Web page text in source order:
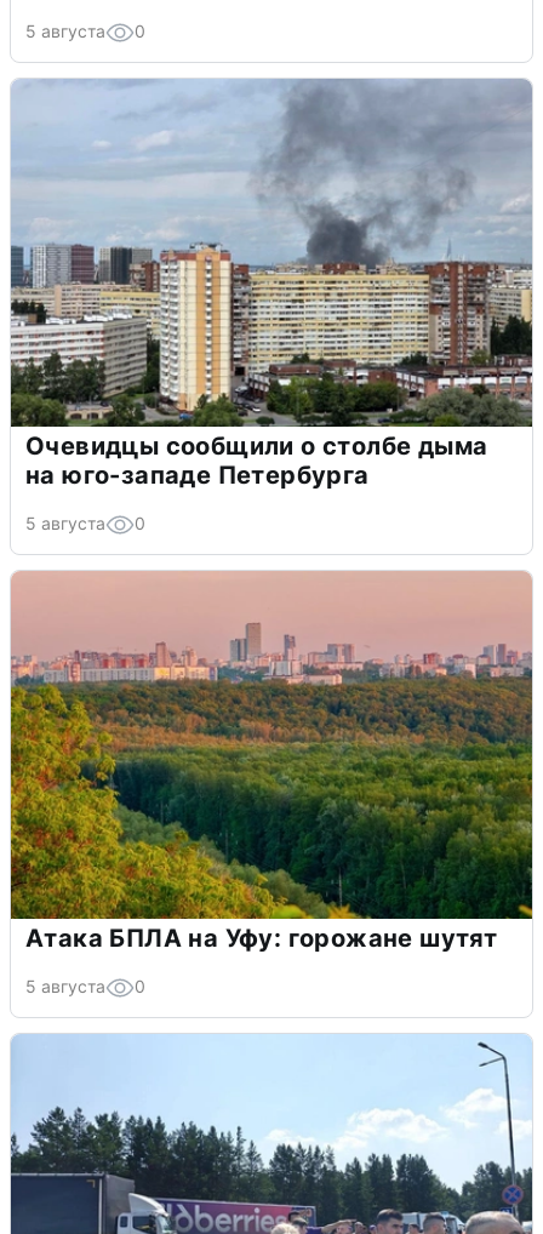
5 августа 0
Очевидцы сообщили о столбе дыма
на юго-западе Петербурга
5 августа 0
Атака БПЛА на Уфу: горожане шутят
5 августа 0